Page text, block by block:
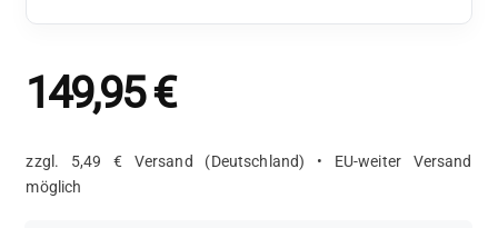
149,95€
zzgl. 5,49 € Versand (Deutschland) • EU-weiter Versand
möglich